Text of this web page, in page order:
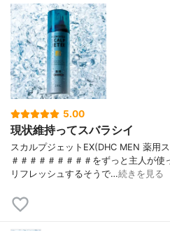
5.00
現状維持ってスバラシイ
スカルプジェットEX(DHC MEN 薬用
＃＃＃＃＃＃＃＃＃をずっと主人が
リフレッシュするそうで…続きを見る